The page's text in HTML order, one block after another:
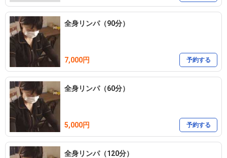
保有資格
理学療法士
（株）リンパヘルスケア協会認定インストラクター
深眠タッチセラピー®︎セラピスト
『ひとりでも多くの女性を心と身体から癒やし
ひまわりのような明るい笑顔にしたい』
全身リンパ（90分）
7,000円 予約する
全身リンパ（60分）
5,000円 予約する
全身リンパ（120分）